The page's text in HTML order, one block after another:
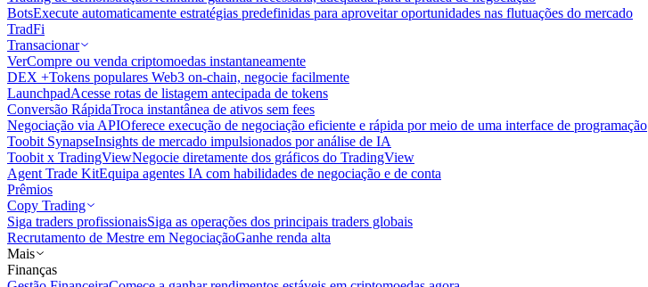
BotsExecute automaticamente estratégias predefinidas para aproveitar oportunidades nas flutuações do mercado
TradFi
Transacionar
VerCompre ou venda criptomoedas instantaneamente
DEX +Tokens populares Web3 on-chain, negocie facilmente
LaunchpadAcesse rotas de listagem antecipada de tokens
Conversão RápidaTroca instantânea de ativos sem fees
Negociação via APIOferece execução de negociação eficiente e rápida por meio de uma interface de programação
Toobit SynapseInsights de mercado impulsionados por análise de IA
Toobit x TradingViewNegocie diretamente dos gráficos do TradingView
Agent Trade KitEquipa agentes IA com habilidades de negociação e de conta
Prêmios
Copy Trading
Siga traders profissionaisSiga as operações dos principais traders globais
Recrutamento de Mestre em NegociaçãoGanhe renda alta
Mais
Finanças